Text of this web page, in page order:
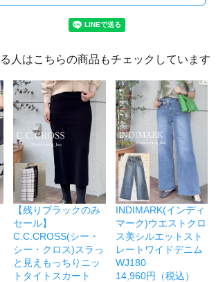
人はこちらの商品もチェックしています
【残りブラックのみ
セール】
C.C.CROSS(シー・
シー・クロス)スラっ
と見えもっちりニッ
トタイトスカート
INDIMARK(インディ
マーク)ウエストクロ
ス美シルエットスト
レートワイドデニム
WJ180
14,960円（税込）